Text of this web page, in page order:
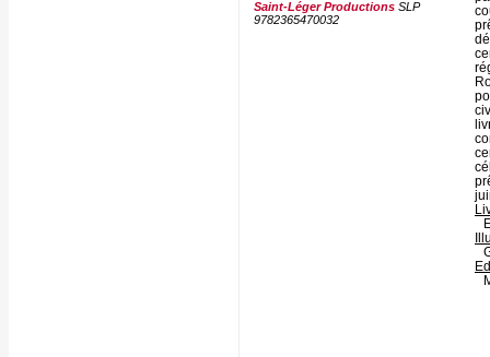
Saint-Léger Productions SLP
9782365470032